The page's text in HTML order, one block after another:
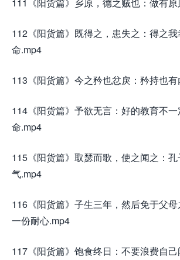
112《阳货篇》既得之，患失之：得之
命.mp4
113《阳货篇》今之矜也忿戾：矜持也
114《阳货篇》予欲无言：好的教育不
命.mp4
115《阳货篇》取瑟而歌，使之闻之：
气.mp4
116《阳货篇》子生三年，然后免于父
一份耐心.mp4
117《阳货篇》饱食终日：不要浪费自